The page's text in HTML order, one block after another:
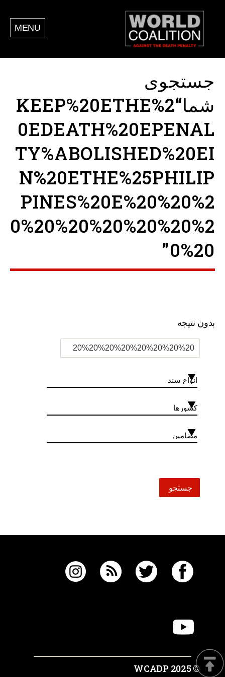
MENU
جستجوی
شما“KEEP%20ETHE%2
0EDEATH%20EPENAL
TY%ABOLISHED%20EI
N%20ETHE%25PHILIP
PINES%20E%20%20%2
0%20%20%20%20%20%2
0%20”
بدون نتیجه
© 2025 WCADP